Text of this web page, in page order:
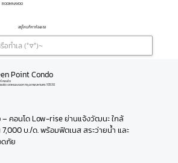
ROOMNAYOO
อยู่ไหนก็หาห้องเจอ
Point Condo
คอนโด
แฝด เขตหนองจอก กรุงเทพมหานคร 10530
– คอนโด Low-rise ย่านแจ้งวัฒนะ ใกล้
7,000 บ./ด. พร้อมฟิตเนส สระว่ายน้ำ และ
ภัย